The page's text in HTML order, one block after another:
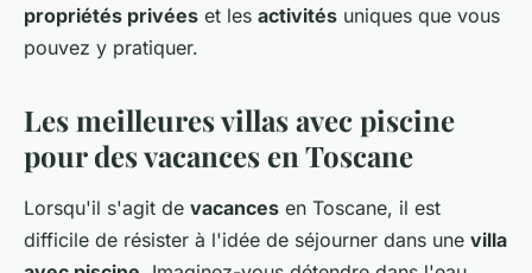
propriétés privées et les activités uniques que vous
pouvez y pratiquer.
Les meilleures villas avec piscine
pour des vacances en Toscane
Lorsqu'il s'agit de vacances en Toscane, il est
difficile de résister à l'idée de séjourner dans une villa